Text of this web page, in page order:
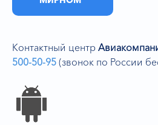
Контактный центр
500-50-95 (звонок по России